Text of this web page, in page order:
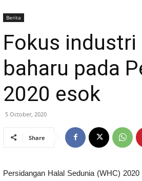
Berita
Fokus
baharu pada
2020 esok
5 October, 2020
Share
Persidangan Halal Sedunia (WHC)